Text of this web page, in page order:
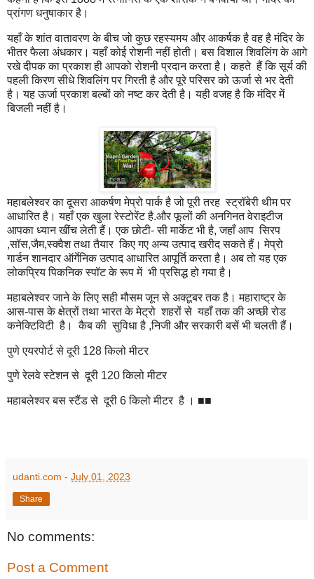
प्रांगण धनुषाकार है।
यहाँ के शांत वातावरण के बीच जो कुछ रहस्यमय और आकर्षक है वह है मंदिर के
भीतर फैला अंधकार। यहाँ कोई रोशनी नहीं होती। बस विशाल शिवलिंग के आगे
रखे दीपक का प्रकाश ही आपको रोशनी प्रदान करता है। कहते हैं कि सूर्य की
पहली किरण सीधे शिवलिंग पर गिरती है और पूरे परिसर को ऊर्जा से भर देती
है। यह ऊर्जा प्रकाश बल्बों को नष्ट कर देती है। यही वजह है कि मंदिर में
बिजली नहीं है।
महाबलेश्वर का दूसरा आकर्षण मेप्रो पार्क है जो पूरी तरह स्ट्रॉबेरी थीम पर
आधारित है। यहाँ एक खुला रेस्टोरेंट है.और फूलों की अनगिनत वेराइटीज
आपका ध्यान खींच लेती हैं। एक छोटी- सी मार्केट भी है, जहाँ आप सिरप
,सॉस,जैम,स्क्वैश तथा तैयार किए गए अन्य उत्पाद खरीद सकते हैं। मेप्रो
गार्डन शानदार ऑर्गेनिक उत्पाद आधारित आपूर्ति करता है। अब तो यह एक
लोकप्रिय पिकनिक स्पॉट के रूप में भी प्रसिद्ध हो गया है।
महाबलेश्वर जाने के लिए सही मौसम जून से अक्टूबर तक है। महाराष्ट्र के
आस-पास के क्षेत्रों तथा भारत के मेट्रो शहरों से यहाँ तक की अच्छी रोड
कनेक्टिविटी है। कैब की सुविधा है ,निजी और सरकारी बसें भी चलती हैं।
पुणे एयरपोर्ट से दूरी 128 किलो मीटर
पुणे रेलवे स्टेशन से दूरी 120 किलो मीटर
महाबलेश्वर बस स्टैंड से दूरी 6 किलो मीटर है । ■■
udanti.com - July 01, 2023
Share
No comments:
Post a Comment